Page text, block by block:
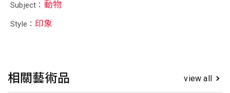
Subject： 動物
Style： 印象
相關藝術品 view all